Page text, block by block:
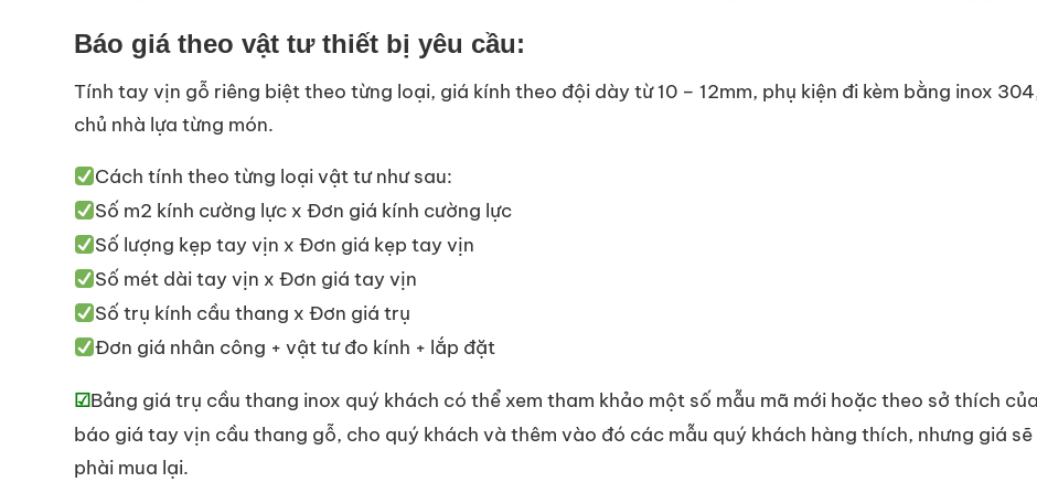
Báo giá theo vật tư thiết bị yêu cầu:
Tính tay vịn gỗ riêng biệt theo từng loại, giá kính theo đội dày từ 10 – 12mm, phụ kiện đi kèm bằng inox
chủ nhà lựa từng món.
Cách tính theo từng loại vật tư như sau:
Số m2 kính cường lực x Đơn giá kính cường lực
Số lượng kẹp tay vịn x Đơn giá kẹp tay vịn
Số mét dài tay vịn x Đơn giá tay vịn
Số trụ kính cầu thang x Đơn giá trụ
Đơn giá nhân công + vật tư đo kính + lắp đặt
☑Bảng giá trụ cầu thang inox quý khách có thể xem tham khảo một số mẫu mã mới hoặc theo sở thích
báo giá tay vịn cầu thang gỗ, cho quý khách và thêm vào đó các mẫu quý khách hàng thích, nhưng giá
phài mua lại.